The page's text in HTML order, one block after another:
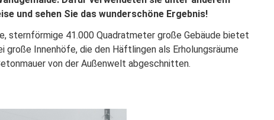
und sehen Sie das wunderschöne Ergebnis!
sternförmige 41.000 Quadratmeter große Gebäude bietet
Innenhöfe, die den Häftlingen als Erholungsräume
von der Außenwelt abgeschnitten.